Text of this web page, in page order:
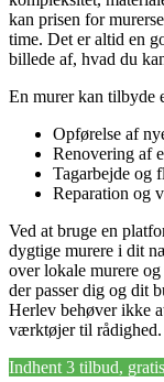
kan prisen for
time. Det er altid en
billede af, hvad du
En murer kan tilbyde
Opførelse af
Renovering af
Tagarbejde og
Reparation og
Ved at bruge en
dygtige murere i dit
over lokale murere
der passer dig og dit
Herlev behøver ikke
værktøjer til rådighed.
Indhent 3 tilbud,